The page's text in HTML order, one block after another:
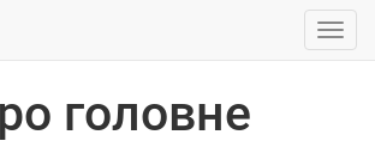
головне